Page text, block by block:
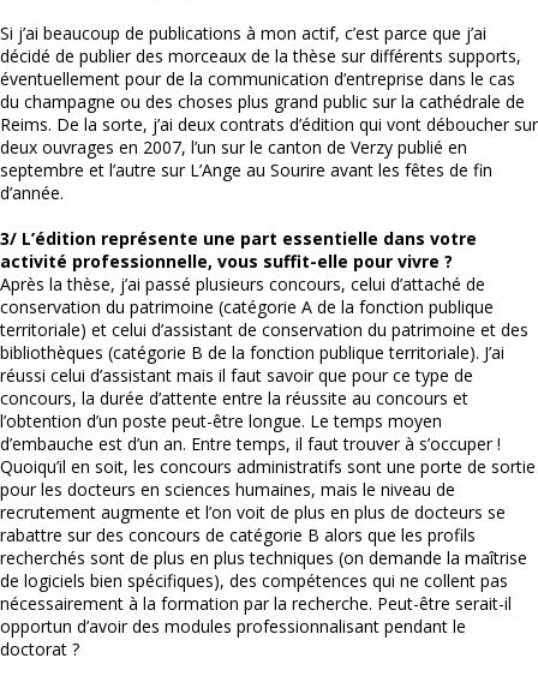
Si j’ai beaucoup de publications à mon actif, c’est parce que j’ai
décidé de publier des morceaux de la thèse sur différents supports,
éventuellement pour de la communication d’entreprise dans le cas
du champagne ou des choses plus grand public sur la cathédrale de
Reims. De la sorte, j’ai deux contrats d’édition qui vont déboucher sur
deux ouvrages en 2007, l’un sur le canton de Verzy publié en
septembre et l’autre sur L’Ange au Sourire avant les fêtes de fin
d’année.
3/ L’édition représente une part essentielle dans votre
activité professionnelle, vous suffit-elle pour vivre ?
Après la thèse, j’ai passé plusieurs concours, celui d’attaché de
conservation du patrimoine (catégorie A de la fonction publique
territoriale) et celui d’assistant de conservation du patrimoine et des
bibliothèques (catégorie B de la fonction publique territoriale). J’ai
réussi celui d’assistant mais il faut savoir que pour ce type de
concours, la durée d’attente entre la réussite au concours et
l’obtention d’un poste peut-être longue. Le temps moyen
d’embauche est d’un an. Entre temps, il faut trouver à s’occuper !
Quoiqu’il en soit, les concours administratifs sont une porte de sortie
pour les docteurs en sciences humaines, mais le niveau de
recrutement augmente et l’on voit de plus en plus de docteurs se
rabattre sur des concours de catégorie B alors que les profils
recherchés sont de plus en plus techniques (on demande la maîtrise
de logiciels bien spécifiques), des compétences qui ne collent pas
nécessairement à la formation par la recherche. Peut-être serait-il
opportun d’avoir des modules professionnalisant pendant le
doctorat ?